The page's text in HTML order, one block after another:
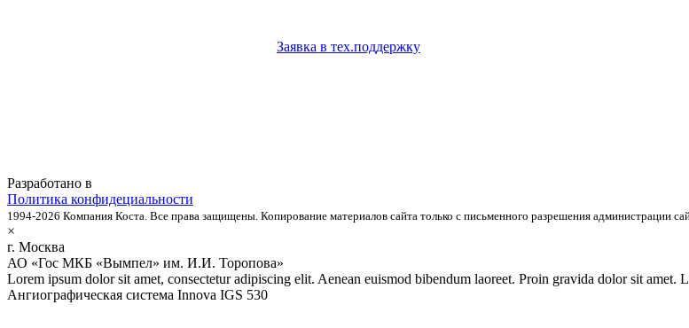
Заявка в тех.поддержку
Разработано в
Политика конфидециальности
1994-2026 Компания Коста. Все права защищены. Копирование материалов сайта только с письменного разрешения администрации
×
г. Москва
АО «Гос МКБ «Вымпел» им. И.И. Торопова»
Lorem ipsum dolor sit amet, consectetur adipiscing elit. Aenean euismod bibendum laoreet. Proin gravida dolor sit amet.
Ангиографическая система Innova IGS 530